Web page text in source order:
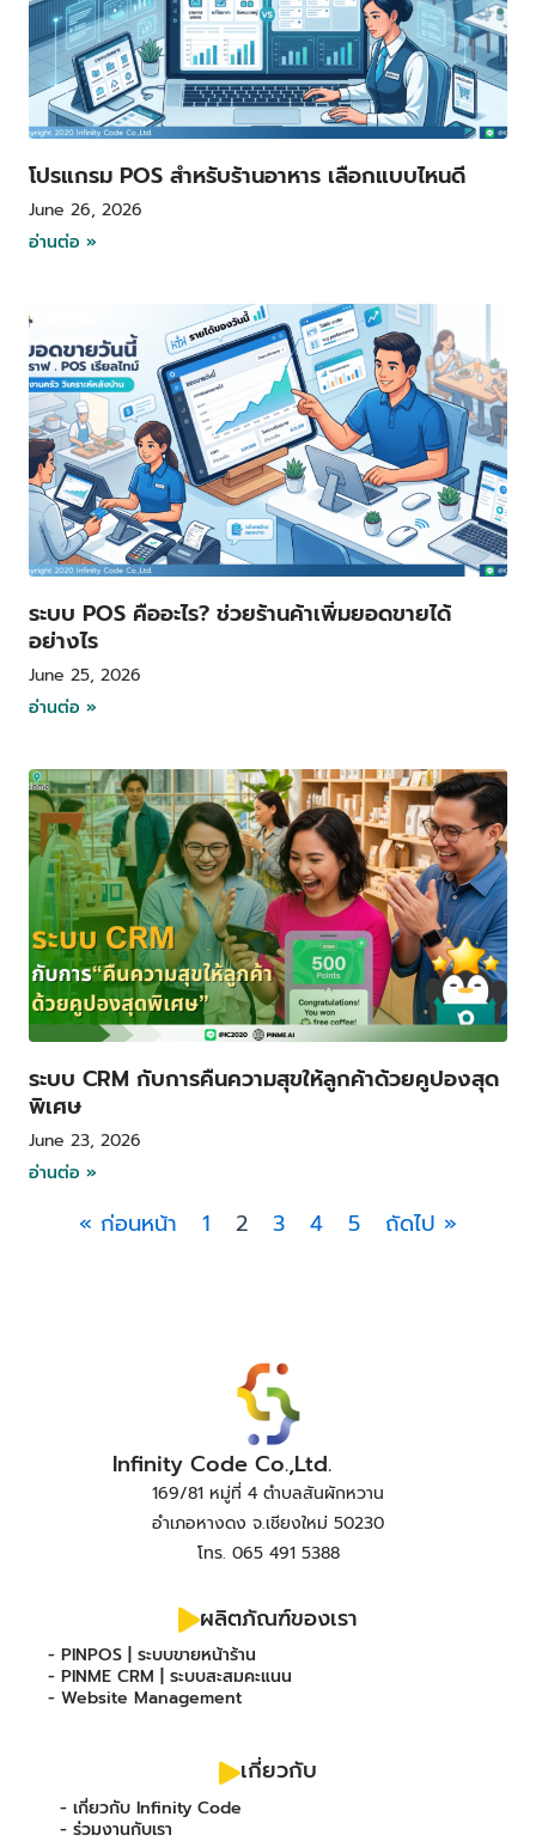
โปรแกรม POS สำหรับร้านอาหาร เลือกแบบไหนดี
June 26, 2026
อ่านต่อ »
ระบบ POS คืออะไร? ช่วยร้านค้าเพิ่มยอดขายได้
อย่างไร
June 25, 2026
อ่านต่อ »
ระบบ CRM กับการคืนความสุขให้ลูกค้าด้วยคูปองสุด
พิเศษ
June 23, 2026
อ่านต่อ »
« ก่อนหน้า 1 2 3 4 5 ถัดไป »
Infinity Code Co.,Ltd.
169/81 หมู่ที่ 4 ตำบลสันผักหวาน
อำเภอหางดง จ.เชียงใหม่ 50230
โทร. 065 491 5388
ผลิตภัณฑ์ของเรา
- PINPOS | ระบบขายหน้าร้าน
- PINME CRM | ระบบสะสมคะแนน
- Website Management
เกี่ยวกับ
- เกี่ยวกับ Infinity Code
- ร่วมงานกับเรา